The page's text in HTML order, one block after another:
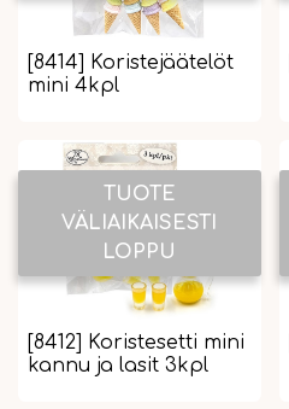
[8414] Koristejäätelöt
mini 4kpl
TUOTE
VÄLIAIKAISESTI
LOPPU
[8412] Koristesetti mini
kannu ja lasit 3kpl